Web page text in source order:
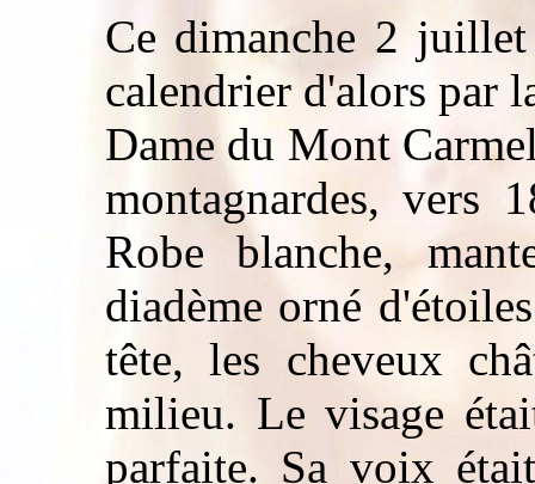
Ce dimanche 2
calendrier d'alors par
Dame du Mont
montagnardes, vers
Robe blanche,
diadème orné
tête, les cheveux
milieu. Le visage
parfaite. Sa voix